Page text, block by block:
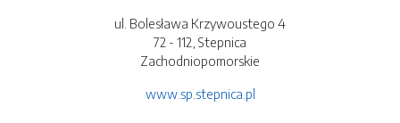
ul. Bolesława Krzywoustego 4
72 - 112, Stepnica
Zachodniopomorskie
www.sp.stepnica.pl